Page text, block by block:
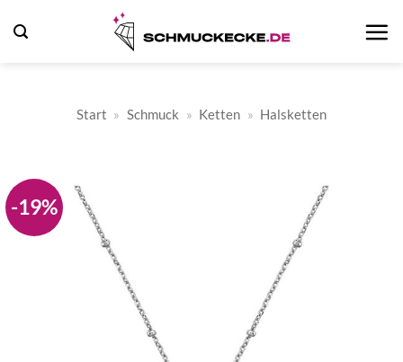
Inhalt
Start » Schmuck » Ketten » Halsketten
-19%